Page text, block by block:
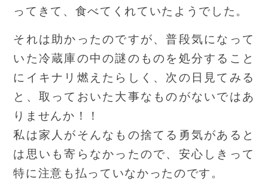
ってきて、食べてくれていたようでした。
それは助かったのですが、普段気になって
いた冷蔵庫の中の謎のものを処分すること
にイキナリ燃えたらしく、次の日見てみる
と、取っておいた大事なものがないではあ
りませんか！！
私は家人がそんなもの捨てる勇気があると
は思いも寄らなかったので、安心しきって
特に注意も払っていなかったのです。